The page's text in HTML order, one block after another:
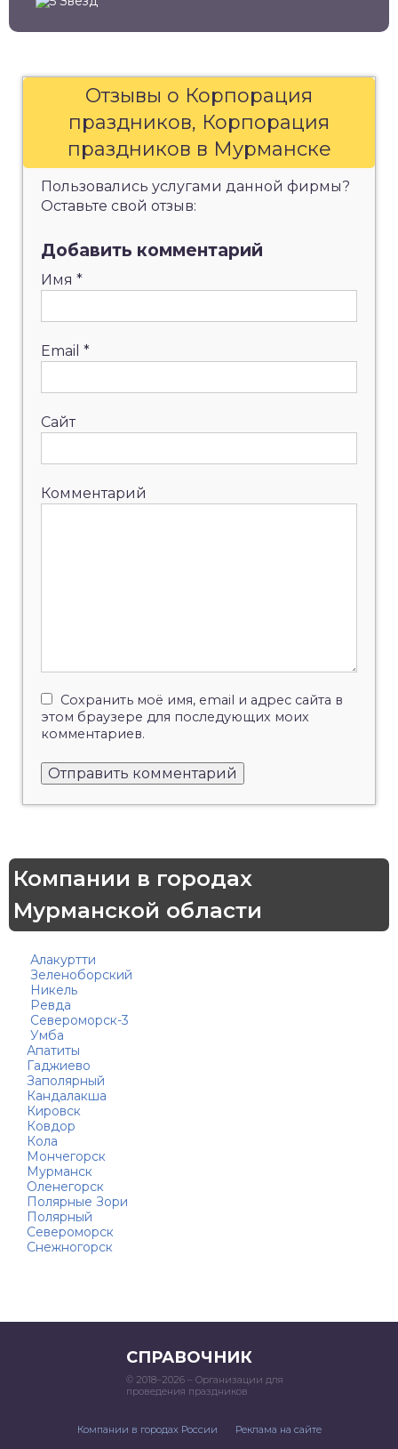
Отзывы о Корпорация
праздников, Корпорация
праздников в Мурманске
Пользовались услугами данной фирмы?
Оставьте свой отзыв:
Добавить комментарий
Имя *
Email *
Сайт
Комментарий
Сохранить моё имя, email и адрес сайта в
этом браузере для последующих моих
комментариев.
Компании в городах
Мурманской области
Алакуртти
Зеленоборский
Никель
Ревда
Североморск-3
Умба
Апатиты
Гаджиево
Заполярный
Кандалакша
Кировск
Ковдор
Кола
Мончегорск
Мурманск
Оленегорск
Полярные Зори
Полярный
Североморск
Снежногорск
СПРАВОЧНИК
© 2018–2026 – Организации для
проведения праздников
Компании в городах России Реклама на сайте